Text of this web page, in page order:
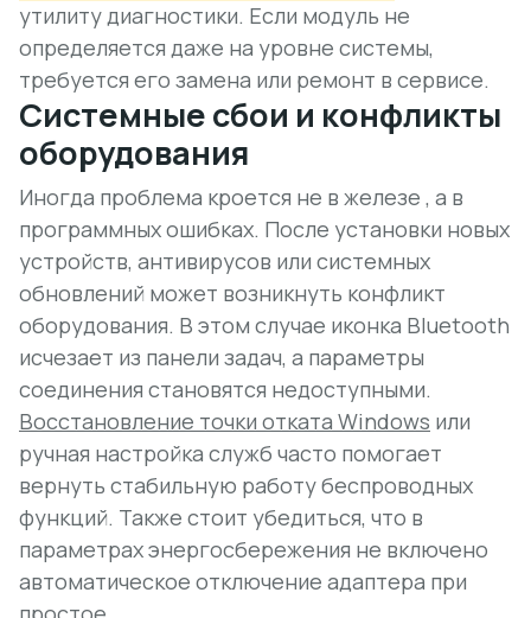
утилиту диагностики. Если модуль не
определяется даже на уровне системы,
требуется его замена или ремонт в сервисе.
Системные сбои и конфликты
оборудования
Иногда проблема кроется не в железе , а в
программных ошибках. После установки новых
устройств, антивирусов или системных
обновлений может возникнуть конфликт
оборудования. В этом случае иконка Bluetooth
исчезает из панели задач, а параметры
соединения становятся недоступными.
Восстановление точки отката Windows или
ручная настройка служб часто помогает
вернуть стабильную работу беспроводных
функций. Также стоит убедиться, что в
параметрах энергосбережения не включено
автоматическое отключение адаптера при